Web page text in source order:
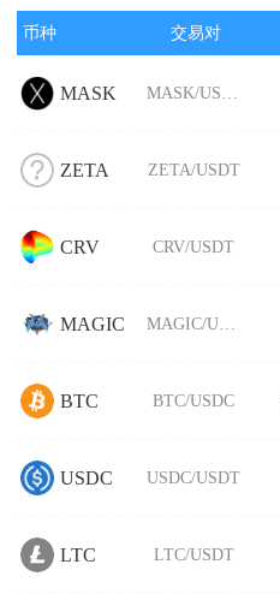
币种 交易对
MASK MASK/USDT
ZETA ZETA/USDT
CRV CRV/USDT
MAGIC MAGIC/USDT
BTC BTC/USDC
USDC USDC/USDT
LTC LTC/USDT